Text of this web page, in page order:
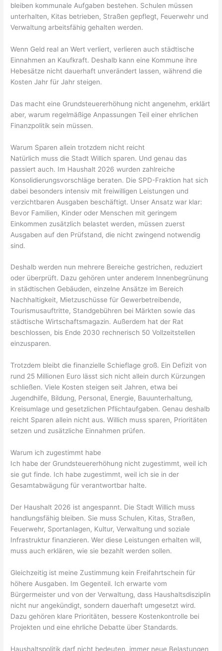
bleiben kommunale Aufgaben bestehen. Schulen müssen
unterhalten, Kitas betrieben, Straßen gepflegt, Feuerwehr und
Verwaltung arbeitsfähig gehalten werden.
Wenn Geld real an Wert verliert, verlieren auch städtische
Einnahmen an Kaufkraft. Deshalb kann eine Kommune ihre
Hebesätze nicht dauerhaft unverändert lassen, während die
Kosten Jahr für Jahr steigen.
Das macht eine Grundsteuererhöhung nicht angenehm, erklärt
aber, warum regelmäßige Anpassungen Teil einer ehrlichen
Finanzpolitik sein müssen.
Warum Sparen allein trotzdem nicht reicht
Natürlich muss die Stadt Willich sparen. Und genau das
passiert auch. Im Haushalt 2026 wurden zahlreiche
Konsolidierungsvorschläge beraten. Die SPD-Fraktion hat sich
dabei besonders intensiv mit freiwilligen Leistungen und
verzichtbaren Ausgaben beschäftigt. Unser Ansatz war klar:
Bevor Familien, Kinder oder Menschen mit geringem
Einkommen zusätzlich belastet werden, müssen zuerst
Ausgaben auf den Prüfstand, die nicht zwingend notwendig
sind.
Deshalb werden nun mehrere Bereiche gestrichen, reduziert
oder überprüft. Dazu gehören unter anderem Innenbegrünung
in städtischen Gebäuden, einzelne Ansätze im Bereich
Nachhaltigkeit, Mietzuschüsse für Gewerbetreibende,
Tourismusauftritte, Standgebühren bei Märkten sowie das
städtische Wirtschaftsmagazin. Außerdem hat der Rat
beschlossen, bis Ende 2030 rechnerisch 50 Vollzeitstellen
einzusparen.
Trotzdem bleibt die finanzielle Schieflage groß. Ein Defizit von
rund 25 Millionen Euro lässt sich nicht allein durch Kürzungen
schließen. Viele Kosten steigen seit Jahren, etwa bei
Jugendhilfe, Bildung, Personal, Energie, Bauunterhaltung,
Kreisumlage und gesetzlichen Pflichtaufgaben. Genau deshalb
reicht Sparen allein nicht aus. Willich muss sparen, Prioritäten
setzen und zusätzliche Einnahmen prüfen.
Warum ich zugestimmt habe
Ich habe der Grundsteuererhöhung nicht zugestimmt, weil ich
sie gut finde. Ich habe zugestimmt, weil ich sie in der
Gesamtabwägung für verantwortbar halte.
Der Haushalt 2026 ist angespannt. Die Stadt Willich muss
handlungsfähig bleiben. Sie muss Schulen, Kitas, Straßen,
Feuerwehr, Sportanlagen, Kultur, Verwaltung und soziale
Infrastruktur finanzieren. Wer diese Leistungen erhalten will,
muss auch erklären, wie sie bezahlt werden sollen.
Gleichzeitig ist meine Zustimmung kein Freifahrtschein für
höhere Ausgaben. Im Gegenteil. Ich erwarte vom
Bürgermeister und von der Verwaltung, dass Haushaltsdisziplin
nicht nur angekündigt, sondern dauerhaft umgesetzt wird.
Dazu gehören klare Prioritäten, bessere Kostenkontrolle bei
Projekten und eine ehrliche Debatte über Standards.
Haushaltspolitik darf nicht bedeuten, immer neue Belastungen